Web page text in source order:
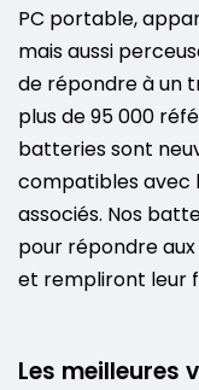
PC portable,
mais aussi
de répondre à un
plus de 95 000
batteries sont
compatibles avec
associés. Nos
pour répondre
et rempliront leur
Les meilleures